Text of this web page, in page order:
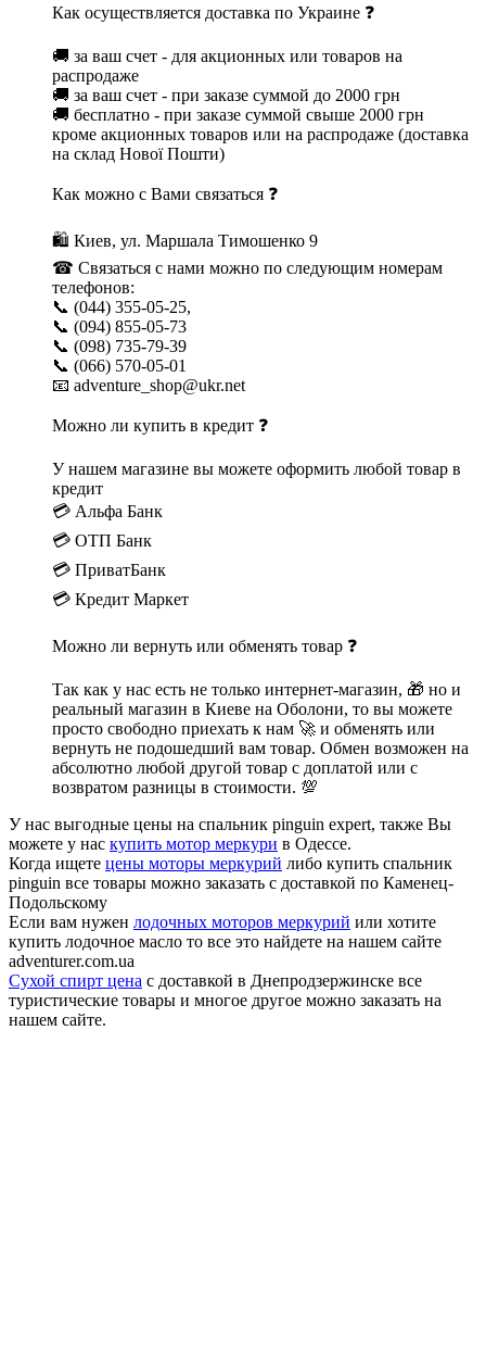
Как осуществляется доставка по Украине ❓
🚚 за ваш счет - для акционных или товаров на
распродаже
🚚 за ваш счет - при заказе суммой до 2000 грн
🚚 бесплатно - при заказе суммой свыше 2000 грн
кроме акционных товаров или на распродаже (доставка
на склад Нової Пошти)
Как можно с Вами связаться ❓
🛍 Киев, ул. Маршала Тимошенко 9
☎ Связаться с нами можно по следующим номерам
телефонов:
📞 (044) 355-05-25,
📞 (094) 855-05-73
📞 (098) 735-79-39
📞 (066) 570-05-01
📧 adventure_shop@ukr.net
Можно ли купить в кредит ❓
У нашем магазине вы можете оформить любой товар в
кредит
💳 Альфа Банк
💳 ОТП Банк
💳 ПриватБанк
💳 Кредит Маркет
Можно ли вернуть или обменять товар ❓
Так как у нас есть не только интернет-магазин, 🎁 но и
реальный магазин в Киеве на Оболони, то вы можете
просто свободно приехать к нам 🚀 и обменять или
вернуть не подошедший вам товар. Обмен возможен на
абсолютно любой другой товар с доплатой или с
возвратом разницы в стоимости. 💯
У нас выгодные цены на спальник pinguin expert, также Вы
можете у нас купить мотор меркури в Одессе.
Когда ищете цены моторы меркурий либо купить спальник
pinguin все товары можно заказать с доставкой по Каменец-
Подольскому
Если вам нужен лодочных моторов меркурий или хотите
купить лодочное масло то все это найдете на нашем сайте
adventurer.com.ua
Сухой спирт цена с доставкой в Днепродзержинске все
туристические товары и многое другое можно заказать на
нашем сайте.